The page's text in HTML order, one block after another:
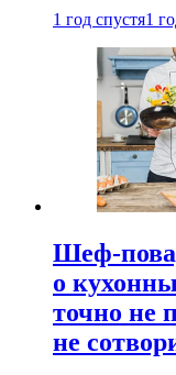
1 год спустя1
Шеф-
о
точно не
не